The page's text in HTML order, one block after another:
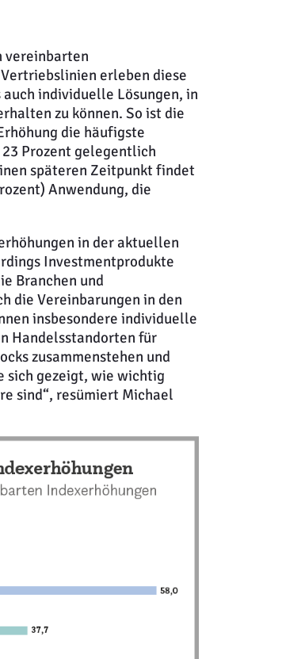
vereinbarten
erleben diese
individuelle Lösungen, in
zu können. So ist die
die häufigste
Prozent gelegentlich
späteren Zeitpunkt findet
Anwendung, die
in der aktuellen
Investmentprodukte
Branchen und
die Vereinbarungen in den
insbesondere individuelle
Handelsstandorten für
zusammenstehen und
sich gezeigt, wie wichtig
sind“, resümiert Michael